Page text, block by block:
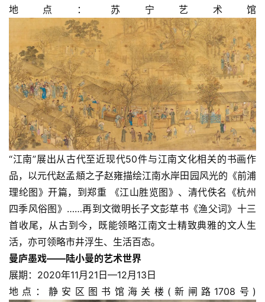
地点：苏宁艺术馆
“江南”展出从古代至近现代50件与江南文化相关的书画作
品，以元代赵孟頫之子赵雍描绘江南水岸田园风光的《前浦
理纶图》开篇，到郑重 《江山胜览图》、清代佚名《杭州
四季风俗图》……再到文徵明长子文彭草书《渔父词》十三
首收尾，从古到今，既能领略江南文士精致典雅的文人生
活，亦可领略市井浮生、生活百态。
曼庐墨戏——陆小曼的艺术世界
展期：2020年11月21日—12月13日
地点：静安区图书馆海关楼(新闸路1708号)